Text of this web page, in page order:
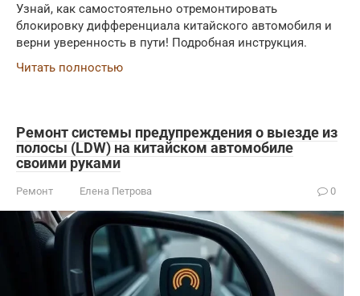
Узнай, как самостоятельно отремонтировать
блокировку дифференциала китайского автомобиля и
верни уверенность в пути! Подробная инструкция.
Читать полностью
Ремонт системы предупреждения о выезде из
полосы (LDW) на китайском автомобиле
своими руками
Ремонт Елена Петрова 0